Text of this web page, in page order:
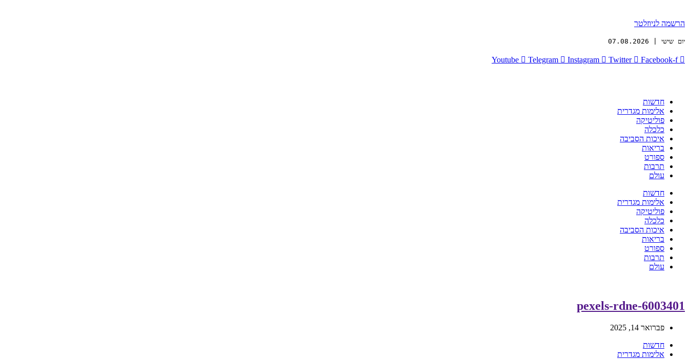
הרשמה לניוזלטר
יום שישי | 07.08.2026
Youtube Telegram Instagram Twitter Facebook-f
חדשות
אלימות מגדרית
פוליטיקה
כלכלה
איכות הסביבה
בריאות
ספורט
תרבות
עולם
חדשות
אלימות מגדרית
פוליטיקה
כלכלה
איכות הסביבה
בריאות
ספורט
תרבות
עולם
pexels-rdne-6003401
פברואר 14, 2025
חדשות
אלימות מגדרית